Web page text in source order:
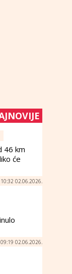
46 km
će
10:32 02.06.2026.
09:19 02.06.2026.